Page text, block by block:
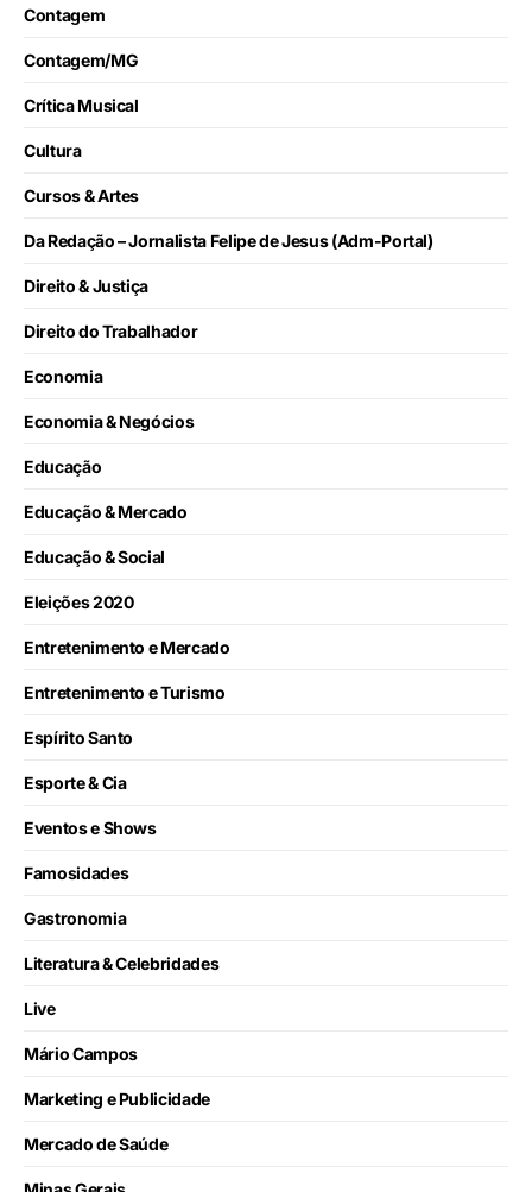
Contagem
Contagem/MG
Crítica Musical
Cultura
Cursos & Artes
Da Redação – Jornalista Felipe de Jesus (Adm-Portal)
Direito & Justiça
Direito do Trabalhador
Economia
Economia & Negócios
Educação
Educação & Mercado
Educação & Social
Eleições 2020
Entretenimento e Mercado
Entretenimento e Turismo
Espírito Santo
Esporte & Cia
Eventos e Shows
Famosidades
Gastronomia
Literatura & Celebridades
Live
Mário Campos
Marketing e Publicidade
Mercado de Saúde